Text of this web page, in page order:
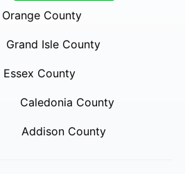
Orange County
Grand Isle County
Essex County
Caledonia County
Addison County